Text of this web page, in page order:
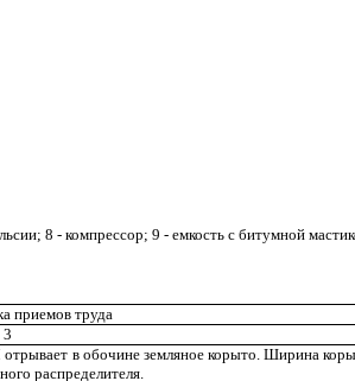
8 - компрессор; 9 - емкость с битумной
приемов труда
3
в обочине земляное корыто. Ширина
распределителя.